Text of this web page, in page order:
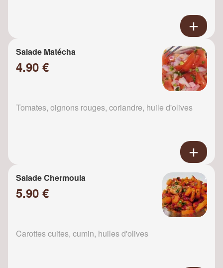
Salade Matécha
4.90 €
Tomates, oignons rouges, coriandre, huile d'olives
Salade Chermoula
5.90 €
Carottes cuites, cumin, huiles d'olives